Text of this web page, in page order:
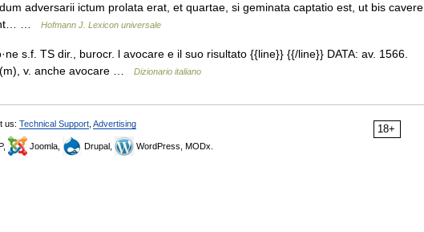
adversarii ictum prolata erat, et quartae, si geminata captatio est, ut bis cavere
…
Hofmann J. Lexicon universale
s.f. TS dir., burocr. l avocare e il suo risultato {{line}} {{/line}} DATA: av. 1566.
v. anche avocare …
Dizionario italiano
18+
us: Technical Support Advertising
Joomla, Drupal, WordPress, MODx.